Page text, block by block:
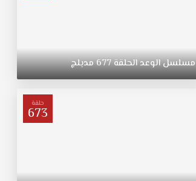
مسلسلالوعدالحلقة677مدبلج
حلقة
673